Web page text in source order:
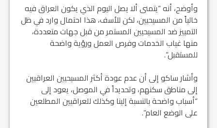
وأوضح، أنه “يتمنى ألا يصل اليوم الذي يكون العراق فيه
خالياً من المسيحيين، لكن للأسف، هذا احتمال وارد في ظل
التمييز ضد المسيحيين المستمر من قبل جهات متعددة،
منها غياب الخدمات وفرص العمل ورؤية واضحة
للمستقبل”.
وأشار ساكو إلى أن عدم عودة أكثر المسيحيين العراقيين
إلى مناطق سكنهم، وتحديداً في الموصل، يعود إلى
“أسباب واضحة بالنسبة إلينا وكذلك للعراقيين المطلعين
على الوضع العام”.